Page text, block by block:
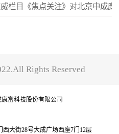
栏目《焦点关注》对北京中成康
份有限公司做了全方位报道"
Rights Reserved
富科技股份有限公司
大街28号大成广场西座7门12层